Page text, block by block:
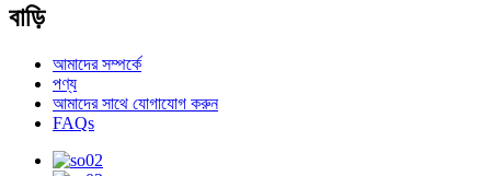
বাড়ি
আমাদের সম্পর্কে
পণ্য
আমাদের সাথে যোগাযোগ করুন
FAQs